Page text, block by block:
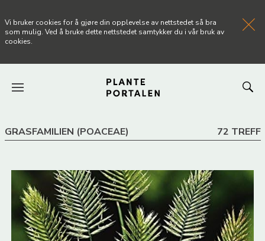
ARTIKLER
OM PLANTEPORTALEN
Vi bruker cookies for å gjøre din opplevelse av nettstedet så bra
som mulig. Ved å bruke dette nettstedet samtykker du i vår bruk av
cookies.
GRASFAMILIEN (POACEAE) 72 TREFF